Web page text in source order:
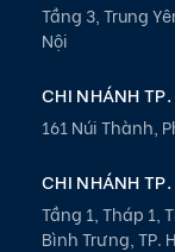
Tầng 3, Trung
Nội
CHI NHÁNH
161 Núi Thành,
CHI NHÁNH
Tầng 1, Tháp 1,
Bình Trưng, TP.